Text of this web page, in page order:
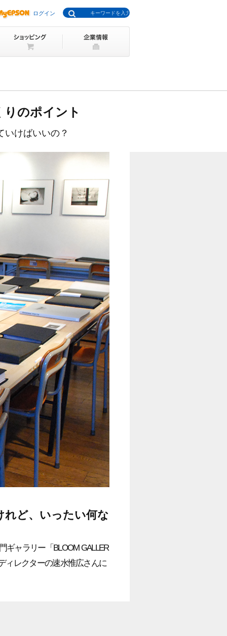
ログイン
のポイント
いけばいいの？
れど、いったい何な
ャラリー「BLOOM GALLER
ィレクターの速水惟広さんに